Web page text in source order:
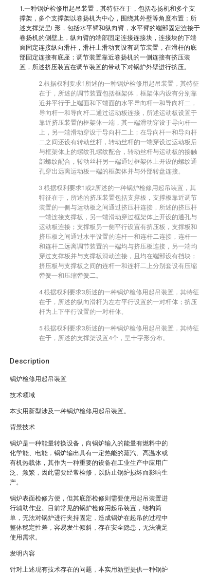
Description
锅炉检修用起吊装置
技术领域
本实用新型涉及一种锅炉检修用起吊装置。
背景技术
锅炉是一种能量转换设备，向锅炉输入的能量有燃料中的
化学能、电能，锅炉输出具有一定热能的蒸汽、高温水或
有机热载体，其作为一种重要的设备在工业生产中应用广
泛、频繁，因此需要经常检修，以防止锅炉损坏而影响生
产。
锅炉表面检修方便，但其底部检修则需要使用起吊装置进
行辅助作业。目前常见的锅炉检修用起吊装置，结构简
单，无法对锅炉进行夹持固定，造成锅炉在起吊的过程中
整体稳定性差，容易发生倾斜，存在安全隐患，无法满足
使用需求。
发明内容
针对上述现有技术存在的问题，本实用新型提供一种锅炉
1.一种锅炉检修用起吊装置，其特征在于，包括卷扬机和多个支
撑架，多个支撑架以卷扬机为中心，围绕其外壁等角度布置；所
述支撑架呈L形，包括水平臂和纵向臂，水平臂的端部固定连接于
卷扬机的侧壁上，纵向臂的端部固定连接连接块，连接块的下端
面固定连接纵向滑杆，滑杆上滑动套设有调节装置，在滑杆的底
部固定连接有底座；调节装置靠近卷扬机的一侧连接有挤压装
置，所述挤压装置在调节装置的带动下对锅炉外壁进行挤压。
2.根据权利要求1所述的一种锅炉检修用起吊装置，其特征
在于，所述的调节装置包括框架体，框架体内设有分别靠
近并平行于上端面和下端面的水平导向杆一和导向杆二，
导向杆一和导向杆二通过运动板连接，所述运动板设置于
靠近挤压装置的框架体一端，其一端滑动穿设于导向杆一
上，另一端滑动穿设于导向杆二上；在导向杆一和导向杆
二之间还设有转动丝杆，转动丝杆的一端穿设过运动板后
与框架体上的螺纹孔螺纹配合，转动丝杆与运动板的接触
部螺纹配合，转动丝杆另一端通过框架体上开设的螺纹通
孔穿出远离运动板一端的框架体并与外部转盘连接。
3.根据权利要求1或2所述的一种锅炉检修用起吊装置，其
特征在于，所述的挤压装置包括支撑板，支撑板靠近调节
装置的一侧与运动板之间通过挤压杆连接，所述的挤压杆
一端连接支撑板，另一端滑动穿过框架体上开设的通孔与
运动板连接；支撑板另一侧平行设置有挤压板，支撑板和
挤压板之间通过水平设置的连杆一和连杆二连接，连杆一
和连杆二远离调节装置的一端均与挤压板连接，另一端均
穿过支撑板并与支撑板滑动连接，且均在端部设有挡块；
挤压板与支撑板之间的连杆一和连杆二上分别套设有压缩
弹簧一和压缩弹簧二。
4.根据权利要求3所述的一种锅炉检修用起吊装置，其特征
在于，所述的纵向滑杆为左右平行设置的一对杆体；挤压
杆为上下平行设置的一对杆体。
5.根据权利要求3所述的一种锅炉检修用起吊装置，其特征
在于，所述的支撑架设置4个，呈十字形分布。